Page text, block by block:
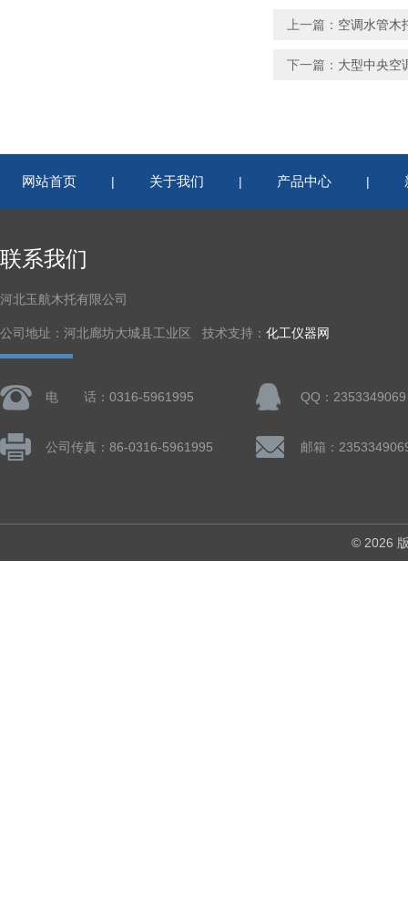
上一篇： 空调水管木
下一篇： 大型中央空
网站首页 | 关于我们 | 产品中心 |
联系我们
河北玉航木托有限公司
公司地址：河北廊坊大城县工业区 技术支持： 化工仪器网
电 话：0316-5961995 QQ：2353349069
公司传真：86-0316-5961995 邮箱：
© 2026